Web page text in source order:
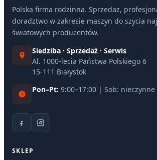
Polska firma rodzinna. Sprzedaż,
doradztwo w zakresie maszyn do szycia
światowych producentów.
Siedziba · Sprzedaż · Serwis
Al. 1000-lecia Państwa Polskiego 6
15-111 Białystok
Pon–Pt: 9:00–17:00 | Sob: nieczynne
SKLEP